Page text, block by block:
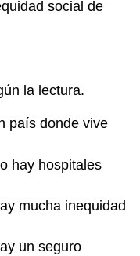
social de
la lectura.
país donde vive
hay hospitales
mucha inequidad
un seguro